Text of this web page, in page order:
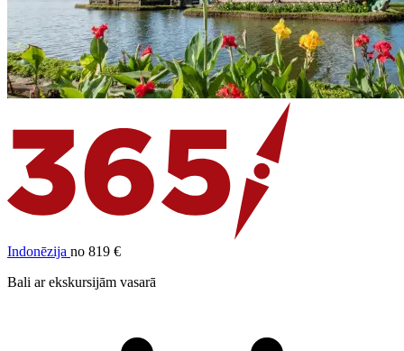
Indonēzija no 819 €
Bali ar ekskursijām vasarā